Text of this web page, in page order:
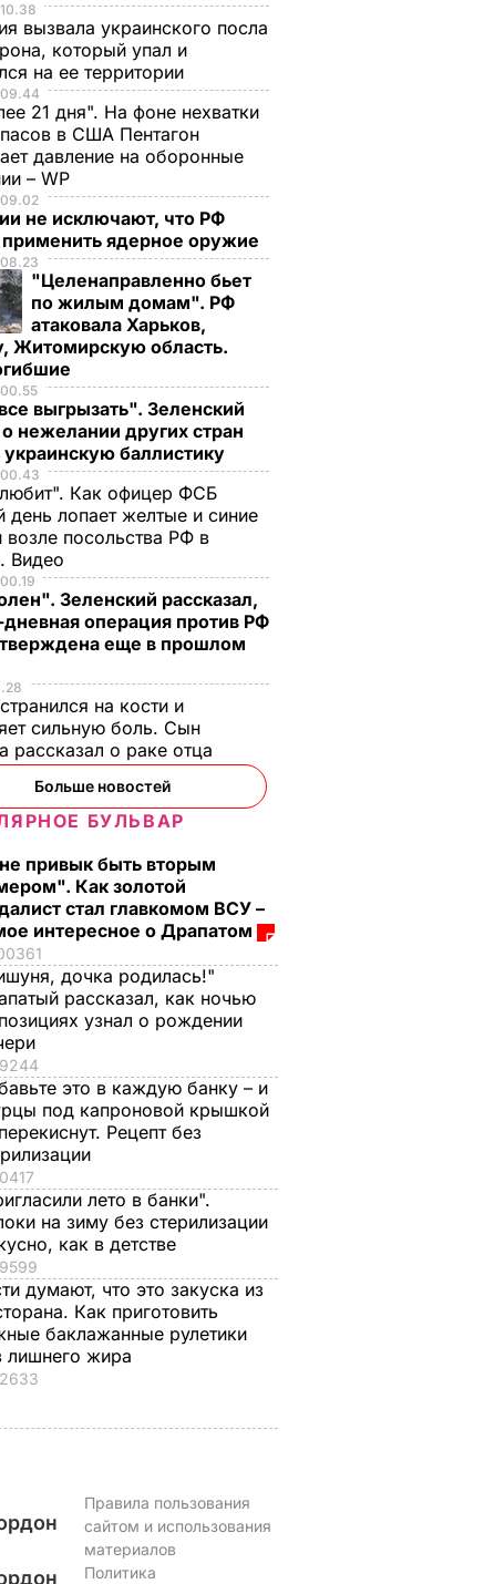
в
"Что смотрите?
Пишите рецепт!"
Знаменитые
херсонские
помидоры, которые
можно есть уже на
второй день
8 августа, 23.56БУЛЬВАР
вызвала украинского посла
который упал и
на ее территории
21 дня". На фоне нехватки
в США Пентагон
давление на оборонные
– WP
не исключают, что РФ
ядерное оружие
"Целенаправленно бьет
по жилым домам". РФ
атаковала Харьков,
Житомирскую область.
выгрызать". Зеленский
о нежелании других стран
украинскую баллистику
Как офицер ФСБ
день лопает желтые и синие
возле посольства РФ в
Видео
Зеленский рассказал,
операция против РФ
еще в прошлом
на кости и
сильную боль. Сын
рассказал о раке отца
Больше новостей
БУЛЬВАР
привык быть вторым
Как золотой
стал главкомом ВСУ –
интересное о Драпатом
дочка родилась!"
рассказал, как ночью
узнал о рождении
это в каждую банку – и
под капроновой крышкой
Рецепт без
лето в банки".
на зиму без стерилизации
как в детстве
думают, что это закуска из
Как приготовить
баклажанные рулетики
лишнего жира
Правила пользования
сайтом и использования
материалов
Политика